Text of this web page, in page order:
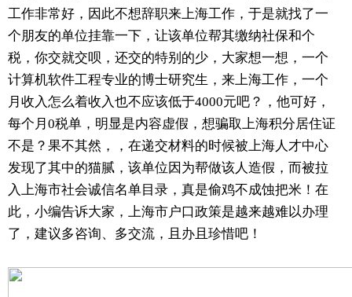
工作非常好，因此不想辞职来上海工作，于是就找了一
个朋友的单位挂靠一下，让该单位帮其缴纳社保和个
税，你交就交呗，还交的特别的少，大家想一想，一个
计算机软件工程专业的博士研究生，来上海工作，一个
月收入怎么着收入也不应该低于4000元吧？，他可好，
每个月0税单，明显是内容虚假，想骗取上海积分居住证
不是？果不其然，，在递交材料的时候被上海人才中心
发现了其中的猫腻，该单位因为帮做该人造假，而被拉
入上海市社会诚信名单目录，真是偷鸡不成蚀把米！在
此，小编告诉大家，上海市户口政策是越来越难以办理
了，建议多咨询、多交流，且办且珍惜吧！